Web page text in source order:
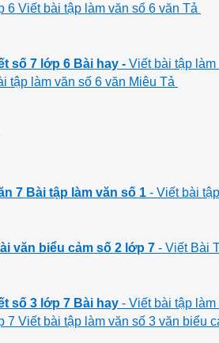
6 Viết bài tập làm văn số 6 văn Tả
số 7 lớp 6 Bài hay - Viết bài tập
tập làm văn số 6 văn Miêu Tả
7 Bài tập làm văn số 1 - Viết bài
văn biểu cảm số 2 lớp 7 - Viết Bài
số 3 lớp 7 Bài hay - Viết bài tập
7 Viết bài tập làm văn số 3 văn biểu